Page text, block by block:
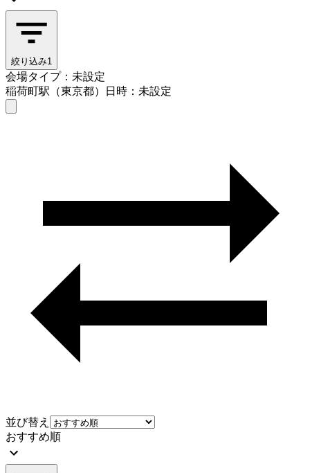
絞り込み1
会場タイプ：未設定
稲荷町駅（東京都）
日時：未設定
並び替え
おすすめ順